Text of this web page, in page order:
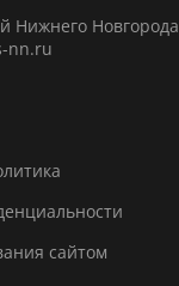
Нижнего Новгорода
nn.ru
сайтом